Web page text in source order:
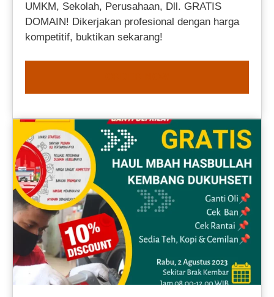
UMKM, Sekolah, Perusahaan, Dll. GRATIS
DOMAIN! Dikerjakan profesional dengan harga
kompetitif, buktikan sekarang!